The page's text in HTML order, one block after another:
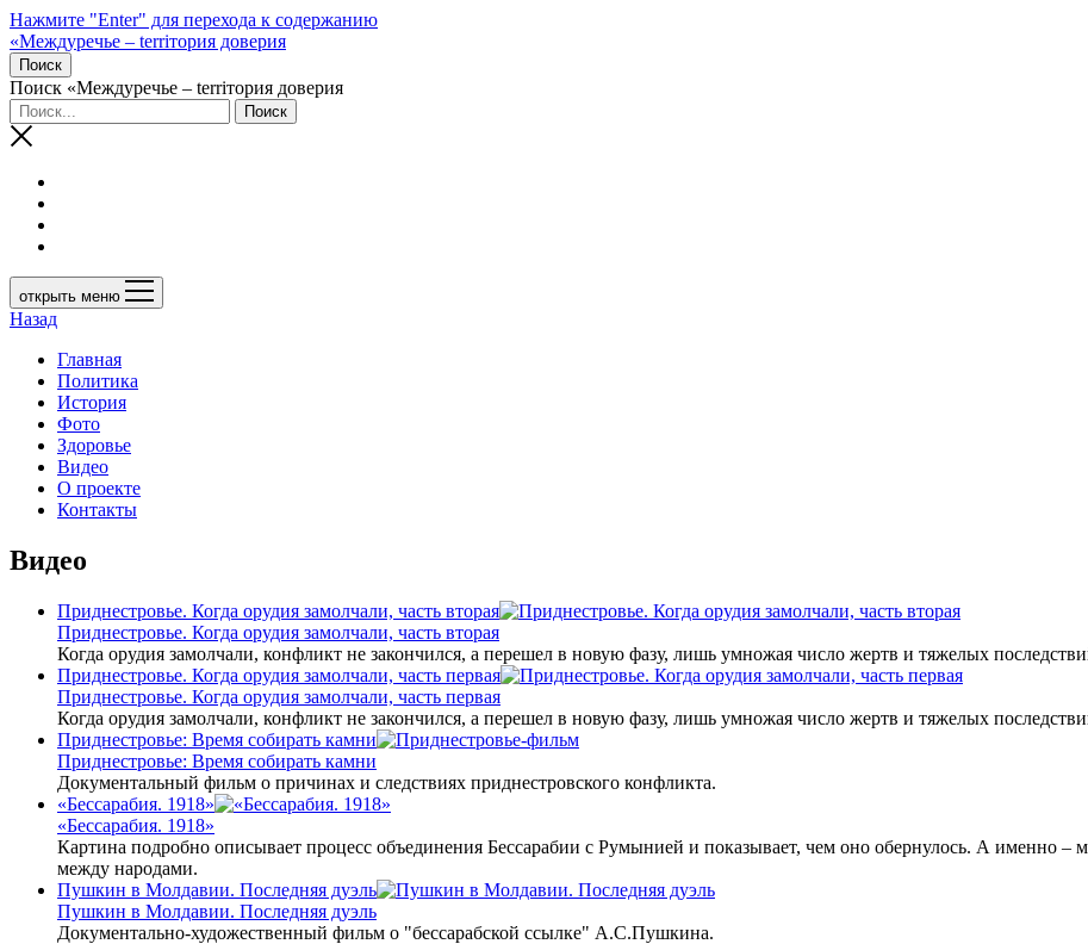
Нажмите "Enter" для перехода к содержанию
«Междуречье – terriтория доверия
Поиск
Поиск «Междуречье – terriтория доверия
открыть меню
Назад
Главная
Политика
История
Фото
Здоровье
Видео
О проекте
Контакты
Видео
Приднестровье. Когда орудия замолчали, часть вторая
Приднестровье. Когда орудия замолчали, часть вторая
Когда орудия замолчали, конфликт не закончился, а перешел в новую фазу, лишь умножая число жертв и тяжелых
Приднестровье. Когда орудия замолчали, часть первая
Приднестровье. Когда орудия замолчали, часть первая
Когда орудия замолчали, конфликт не закончился, а перешел в новую фазу, лишь умножая число жертв и тяжелых
Приднестровье: Время собирать камни
Приднестровье: Время собирать камни
Документальный фильм о причинах и следствиях приднестровского конфликта.
«Бессарабия. 1918»
«Бессарабия. 1918»
Картина подробно описывает процесс объединения Бессарабии с Румынией и показывает, чем оно обернулось. А именно –
между народами.
Пушкин в Молдавии. Последняя дуэль
Пушкин в Молдавии. Последняя дуэль
Документально-художественный фильм о "бессарабской ссылке" А.С.Пушкина.